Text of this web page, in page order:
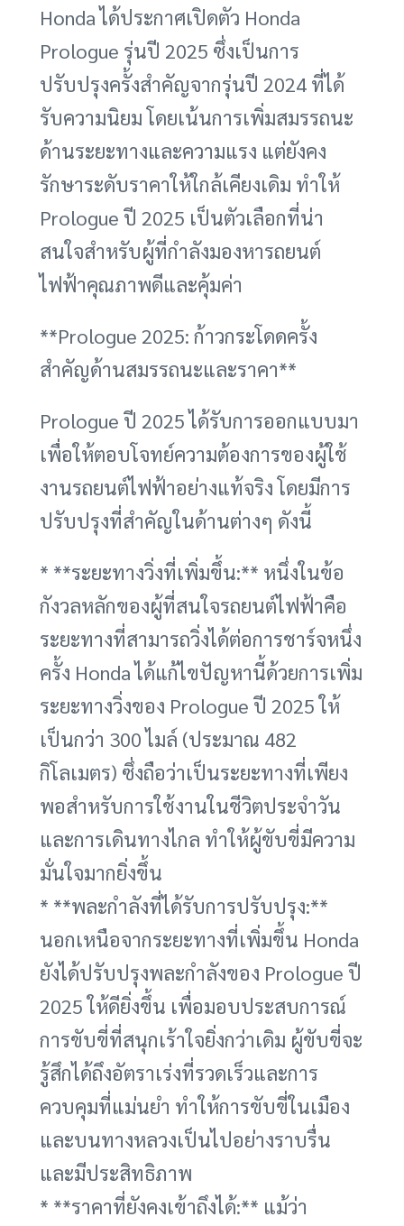
Honda ได้ประกาศเปิดตัว Honda
Prologue รุ่นปี 2025 ซึ่งเป็นการ
ปรับปรุงครั้งสำคัญจากรุ่นปี 2024 ที่ได้
รับความนิยม โดยเน้นการเพิ่มสมรรถนะ
ด้านระยะทางและความแรง แต่ยังคง
รักษาระดับราคาให้ใกล้เคียงเดิม ทำให้
Prologue ปี 2025 เป็นตัวเลือกที่น่า
สนใจสำหรับผู้ที่กำลังมองหารถยนต์
ไฟฟ้าคุณภาพดีและคุ้มค่า
**Prologue 2025: ก้าวกระโดดครั้ง
สำคัญด้านสมรรถนะและราคา**
Prologue ปี 2025 ได้รับการออกแบบมา
เพื่อให้ตอบโจทย์ความต้องการของผู้ใช้
งานรถยนต์ไฟฟ้าอย่างแท้จริง โดยมีการ
ปรับปรุงที่สำคัญในด้านต่างๆ ดังนี้
* **ระยะทางวิ่งที่เพิ่มขึ้น:** หนึ่งในข้อ
กังวลหลักของผู้ที่สนใจรถยนต์ไฟฟ้าคือ
ระยะทางที่สามารถวิ่งได้ต่อการชาร์จหนึ่ง
ครั้ง Honda ได้แก้ไขปัญหานี้ด้วยการเพิ่ม
ระยะทางวิ่งของ Prologue ปี 2025 ให้
เป็นกว่า 300 ไมล์ (ประมาณ 482
กิโลเมตร) ซึ่งถือว่าเป็นระยะทางที่เพียง
พอสำหรับการใช้งานในชีวิตประจำวัน
และการเดินทางไกล ทำให้ผู้ขับขี่มีความ
มั่นใจมากยิ่งขึ้น
* **พละกำลังที่ได้รับการปรับปรุง:**
นอกเหนือจากระยะทางที่เพิ่มขึ้น Honda
ยังได้ปรับปรุงพละกำลังของ Prologue ปี
2025 ให้ดียิ่งขึ้น เพื่อมอบประสบการณ์
การขับขี่ที่สนุกเร้าใจยิ่งกว่าเดิม ผู้ขับขี่จะ
รู้สึกได้ถึงอัตราเร่งที่รวดเร็วและการ
ควบคุมที่แม่นยำ ทำให้การขับขี่ในเมือง
และบนทางหลวงเป็นไปอย่างราบรื่น
และมีประสิทธิภาพ
* **ราคาที่ยังคงเข้าถึงได้:** แม้ว่า